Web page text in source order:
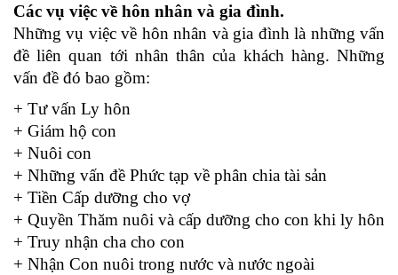
Các vụ việc về hôn nhân và gia đình.
Những vụ việc về hôn nhân và gia đình là những vấn
đề liên quan tới nhân thân của khách hàng. Những
vấn đề đó bao gồm:
+ Tư vấn Ly hôn
+ Giám hộ con
+ Nuôi con
+ Những vấn đề Phức tạp về phân chia tài sản
+ Tiền Cấp dưỡng cho vợ
+ Quyền Thăm nuôi và cấp dưỡng cho con khi ly hôn
+ Truy nhận cha cho con
+ Nhận Con nuôi trong nước và nước ngoài